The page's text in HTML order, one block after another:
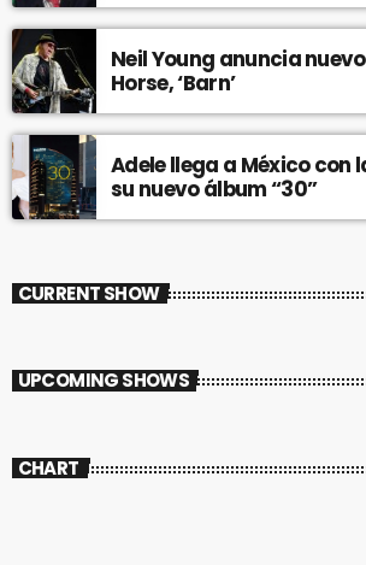
Neil Young anuncia
Horse, ‘Barn’
Adele llega a México con
su nuevo álbum “30”
CURRENT SHOW
UPCOMING SHOWS
CHART